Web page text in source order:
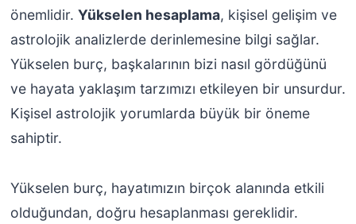
önemlidir. Yükselen hesaplama, kişisel gelişim ve
astrolojik analizlerde derinlemesine bilgi sağlar.
Yükselen burç, başkalarının bizi nasıl gördüğünü
ve hayata yaklaşım tarzımızı etkileyen bir unsurdur.
Kişisel astrolojik yorumlarda büyük bir öneme
sahiptir.
Yükselen burç, hayatımızın birçok alanında etkili
olduğundan, doğru hesaplanması gereklidir.